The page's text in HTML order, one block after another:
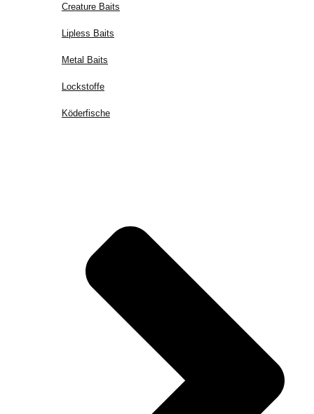
Creature Baits
Lipless Baits
Metal Baits
Lockstoffe
Köderfische